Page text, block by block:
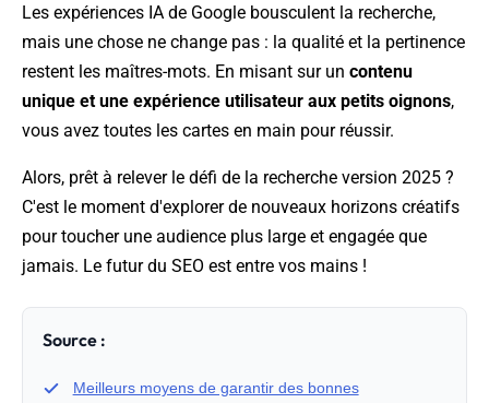
Les expériences IA de Google bousculent la recherche,
mais une chose ne change pas : la qualité et la pertinence
restent les maîtres-mots. En misant sur un contenu
unique et une expérience utilisateur aux petits oignons,
vous avez toutes les cartes en main pour réussir.
Alors, prêt à relever le défi de la recherche version 2025 ?
C'est le moment d'explorer de nouveaux horizons créatifs
pour toucher une audience plus large et engagée que
jamais. Le futur du SEO est entre vos mains !
Source :
Meilleurs moyens de garantir des bonnes